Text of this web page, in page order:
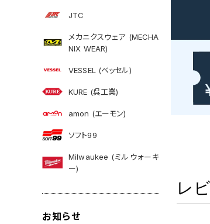
JTC
メカニクスウェア (MECHA
NIX WEAR)
VESSEL (ベッセル)
KURE (呉工業)
amon (エーモン)
ソフト99
Milwaukee (ミルウォーキ
ー)
お知らせ
レ